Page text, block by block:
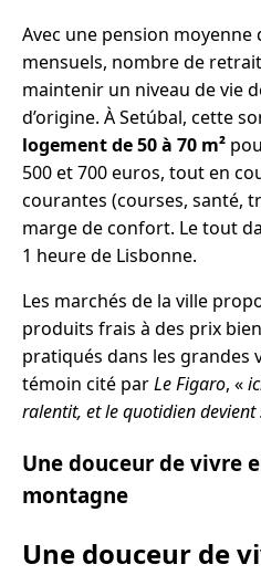
Avec une pension moyenne
mensuels, nombre de
maintenir un niveau de vie
d’origine. À Setúbal, cette
logement de 50 à 70 m²
500 et 700 euros, tout en
courantes (courses, santé,
marge de confort. Le tout
1 heure de Lisbonne.
Les marchés de la ville
produits frais à des prix
pratiqués dans les grandes
témoin cité parLe Figaro, «
ralentit, et le quotidien
Une douceur de vivre
montagne
Une douceur de